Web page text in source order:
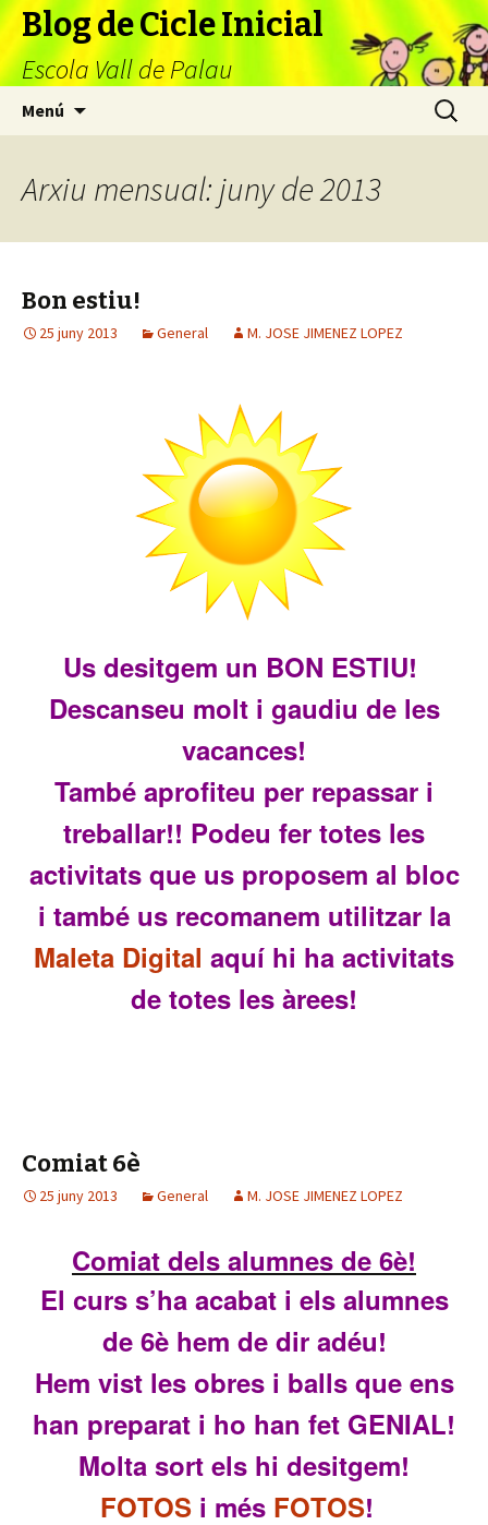
Blog de Cicle Inicial
Escola Vall de Palau
Menú Cerca:
Arxiu mensual: juny de 2013
Bon estiu!
25 juny 2013 General M. JOSE JIMENEZ LOPEZ
Us desitgem un BON ESTIU!
Descanseu molt i gaudiu de les
vacances!
També aprofiteu per repassar i
treballar!! Podeu fer totes les
activitats que us proposem al bloc
i també us recomanem utilitzar la
Maleta Digital aquí hi ha activitats
de totes les àrees!
Comiat 6è
25 juny 2013 General M. JOSE JIMENEZ LOPEZ
Comiat dels alumnes de 6è!
El curs s’ha acabat i els alumnes
de 6è hem de dir adéu!
Hem vist les obres i balls que ens
han preparat i ho han fet GENIAL!
Molta sort els hi desitgem!
FOTOSi més FOTOS!